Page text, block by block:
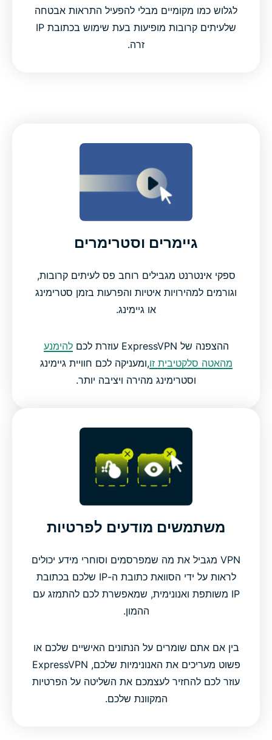
לגלוש כמו מקומיים מבלי להפעיל התראות אבטחה
שלעיתים קרובות מופיעות בעת שימוש בכתובת IP
זרה.
גיימרים וסטרימרים
ספקי אינטרנט מגבילים רוחב פס לעיתים קרובות,
וגורמים למהירויות איטיות והפרעות בזמן סטרימינג
או גיימינג.
ההצפנה של ExpressVPN עוזרת לכם
להימנע
מהאטה סלקטיבית זו,ומעניקה לכם חוויית גיימינג
וסטרימינג מהירה ויציבה יותר.
משתמשים מודעים לפרטיות
VPN מגביל את מה שמפרסמים וסוחרי מידע יכולים
לראות על ידי הסוואת כתובת ה-IP שלכם בכתובת
IP משותפת ואנונימית, שמאפשרת לכם להתמזג עם
ההמון.
בין אם אתם שומרים על הנתונים האישיים שלכם או
פשוט מעריכים את האנונימיות שלכם, ExpressVPN
עוזר לכם להחזיר לעצמכם את השליטה על הפרטיות
המקוונת שלכם.